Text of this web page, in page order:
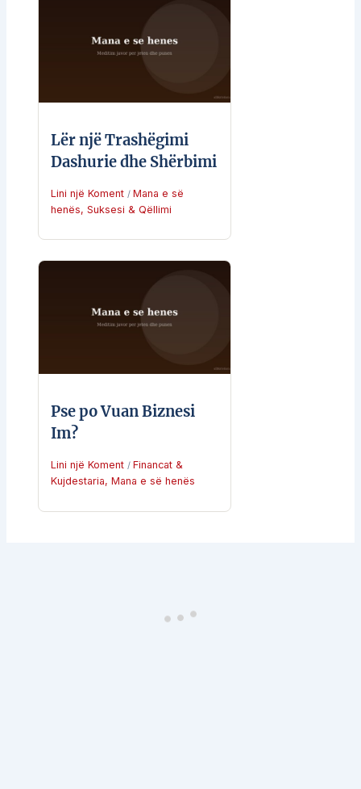
Lër një Trashëgimi
Dashurie dhe Shërbimi
Lini një Koment / Mana e së
henës, Suksesi & Qëllimi
Pse po Vuan Biznesi
Im?
Lini një Koment / Financat &
Kujdestaria, Mana e së henës